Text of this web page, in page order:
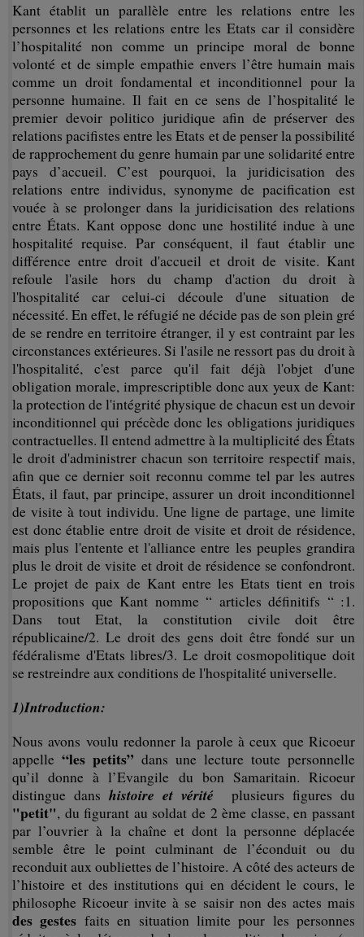
Kant établit un parallèle entre les relations entre les
personnes et les relations entre les Etats car il considère
l’hospitalité non comme un principe moral de bonne
volonté et de simple empathie envers l’être humain mais
comme un droit fondamental et inconditionnel pour la
personne humaine. Il fait en ce sens de l’hospitalité le
premier devoir politico juridique afin de préserver des
relations pacifistes entre les Etats et de penser la possibilité
de rapprochement du genre humain par une solidarité entre
pays d’accueil. C’est pourquoi, la juridicisation des
relations entre individus, synonyme de pacification est
vouée à se prolonger dans la juridicisation des relations
entre États. Kant oppose donc une hostilité indue à une
hospitalité requise. Par conséquent, il faut établir une
différence entre droit d'accueil et droit de visite. Kant
refoule l'asile hors du champ d'action du droit à
l'hospitalité car celui-ci découle d'une situation de
nécessité. En effet, le réfugié ne décide pas de son plein gré
de se rendre en territoire étranger, il y est contraint par les
circonstances extérieures. Si l'asile ne ressort pas du droit à
l'hospitalité, c'est parce qu'il fait déjà l'objet d'une
obligation morale, imprescriptible donc aux yeux de Kant:
la protection de l'intégrité physique de chacun est un devoir
inconditionnel qui précède donc les obligations juridiques
contractuelles. Il entend admettre à la multiplicité des États
le droit d'administrer chacun son territoire respectif mais,
afin que ce dernier soit reconnu comme tel par les autres
États, il faut, par principe, assurer un droit inconditionnel
de visite à tout individu. Une ligne de partage, une limite
est donc établie entre droit de visite et droit de résidence,
mais plus l'entente et l'alliance entre les peuples grandira
plus le droit de visite et droit de résidence se confondront.
Le projet de paix de Kant entre les Etats tient en trois
propositions que Kant nomme “ articles définitifs “ :1.
Dans tout Etat, la constitution civile doit être
républicaine/2. Le droit des gens doit être fondé sur un
fédéralisme d'Etats libres/3. Le droit cosmopolitique doit
se restreindre aux conditions de l'hospitalité universelle.
1)Introduction:
Nous avons voulu redonner la parole à ceux que Ricoeur
appelle “les petits” dans une lecture toute personnelle
qu’il donne à l’Evangile du bon Samaritain. Ricoeur
distingue dans histoire et vérité plusieurs figures du
"petit", du figurant au soldat de 2 ème classe, en passant
par l’ouvrier à la chaîne et dont la personne déplacée
semble être le point culminant de l’éconduit ou du
reconduit aux oubliettes de l’histoire. A côté des acteurs de
l’histoire et des institutions qui en décident le cours, le
philosophe Ricoeur invite à se saisir non des actes mais
des gestes faits en situation limite pour les personnes